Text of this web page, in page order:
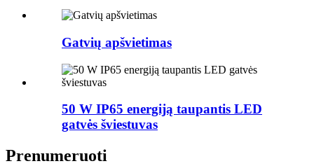
Gatvių apšvietimas
50 W IP65 energiją taupantis LED
gatvės šviestuvas
Prenumeruoti